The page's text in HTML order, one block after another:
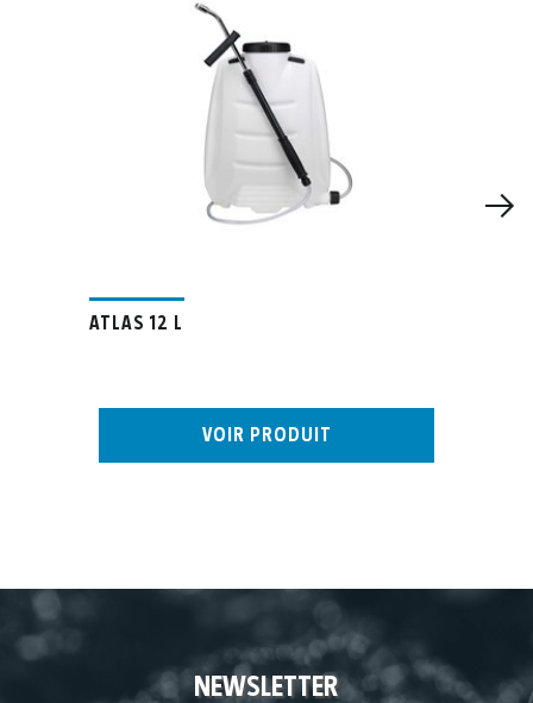
ATLAS 12 L
VOIR PRODUIT
NEWSLETTER